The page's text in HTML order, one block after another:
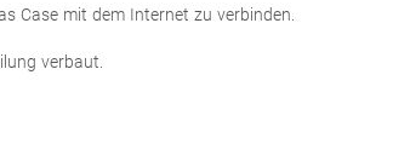
Case mit dem Internet zu verbinden.
verbaut.